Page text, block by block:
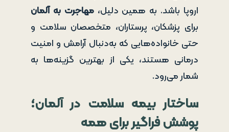
اروپا باشد. به همین دلیل،مهاجرت به آلمان
برای پزشکان، پرستاران، متخصصان سلامت و
حتی خانواده‌هایی که به‌دنبال آرامش و امنیت
درمانی هستند، یکی از بهترین گزینه‌ها به
شمار می‌رود.
ساختار بیمه سلامت در آلمان؛
پوشش فراگیر برای همه